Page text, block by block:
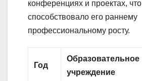
конференциях и проектах, что
способствовало его раннему
профессиональному росту.
Год
Образовательное
учреждение